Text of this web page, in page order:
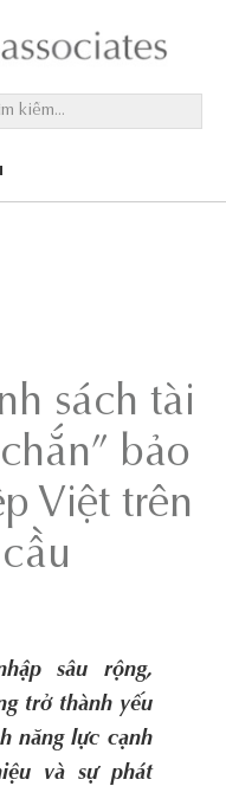
sách tài
bảo
Việt trên
sâu rộng,
trở thành yếu
năng lực cạnh
và sự phát